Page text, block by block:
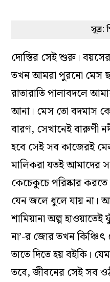
সূত্র:
দোস্তির সেই শুরু। বয়সের
তখন আমরা পুরনো মেস
রাতারাতি পালাবদলে
আনা। মেস তো বদমাস
বারণ, সেখানেই বারুণী
হবে সেই সব কাজেরই
মালিকরা যতই আমাদের
কেচেকুচে পরিষ্কার করতে
যেন জলে ধুলে যায় না।
শামিয়ানা অল্প
না’-র জোর তখন কিঞ্চিৎ
তাতে দিতে হয় বইকি।
তবে, জীবনের সেই সব